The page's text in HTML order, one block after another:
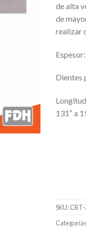
de alta
de
realizar
Dientes
131″ a
SKU: